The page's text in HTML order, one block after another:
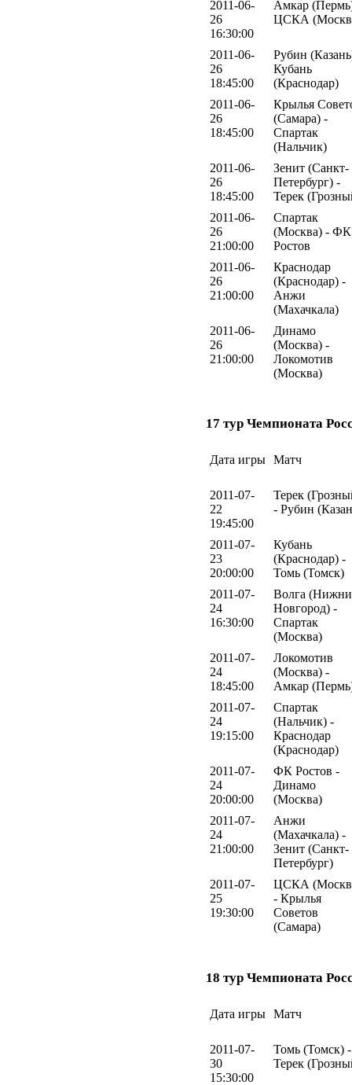
2011-06-
26
16:30:00
Амкар
ЦСКА
2011-06-
26
18:45:00
Рубин
Кубань
(Краснодар)
2011-06-
26
18:45:00
Крылья
(Самара) -
Спартак
(Нальчик)
2011-06-
26
18:45:00
Зенит (Санкт-
Петербург) -
Терек
2011-06-
26
21:00:00
Спартак
(Москва) - ФК
Ростов
2011-06-
26
21:00:00
Краснодар
(Краснодар) -
Анжи
(Махачкала)
2011-06-
26
21:00:00
Динамо
(Москва) -
Локомотив
(Москва)
17 тур Чемпионата
Дата игры Матч
2011-07-
22
19:45:00
Терек
- Рубин
2011-07-
23
20:00:00
Кубань
(Краснодар) -
Томь (Томск)
2011-07-
24
16:30:00
Волга
Новгород) -
Спартак
(Москва)
2011-07-
24
18:45:00
Локомотив
(Москва) -
Амкар
2011-07-
24
19:15:00
Спартак
(Нальчик) -
Краснодар
(Краснодар)
2011-07-
24
20:00:00
ФК Ростов -
Динамо
(Москва)
2011-07-
24
21:00:00
Анжи
(Махачкала) -
Зенит (Санкт-
Петербург)
2011-07-
25
19:30:00
ЦСКА
- Крылья
Советов
(Самара)
18 тур Чемпионата
Дата игры Матч
2011-07-
30
15:30:00
Томь (Томск) -
Терек